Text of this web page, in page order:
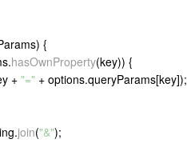
) {
.hasOwnProperty(key)) {
+ "=" + options.queryParams[key]);
join("&");